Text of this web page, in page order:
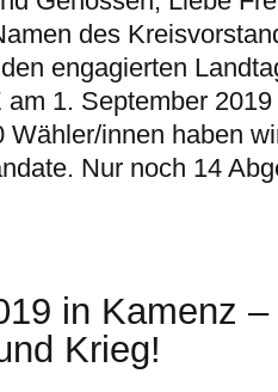
des
engagierten
1. September
Wähler/innen haben
Nur noch 14
in Kamenz
Krieg!